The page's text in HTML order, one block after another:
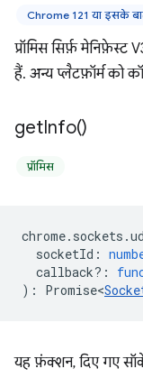
Chrome 121 या इसके
प्रॉमिस सिर्फ़
हैं. अन्य प्लैटफ़ॉर्म को
getInfo()
प्रॉमिस
chrome. sockets .
socketId :
callback? :
) : Promise<
यह फ़ंक्शन, दिए गए